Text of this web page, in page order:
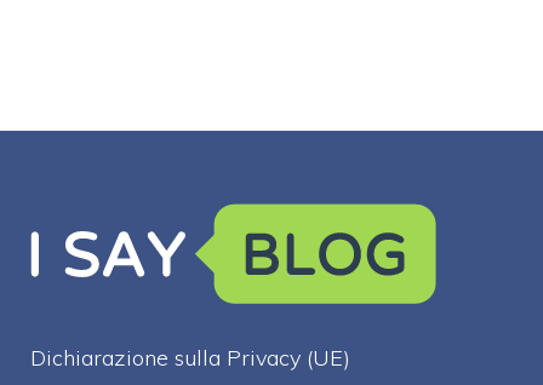
Dichiarazione sulla Privacy (UE)